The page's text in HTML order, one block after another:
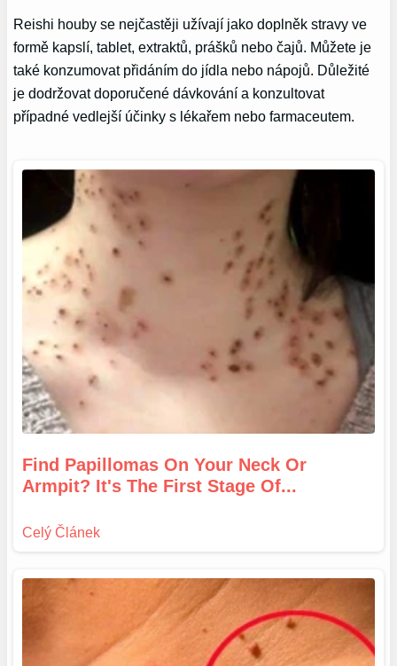
Reishi houby se nejčastěji užívají jako doplněk stravy ve
formě kapslí, tablet, extraktů, prášků nebo čajů. Můžete je
také konzumovat přidáním do jídla nebo nápojů. Důležité
je dodržovat doporučené dávkování a konzultovat
případné vedlejší účinky s lékařem nebo farmaceutem.
Find Papillomas On Your Neck Or
Armpit? It's The First Stage Of...